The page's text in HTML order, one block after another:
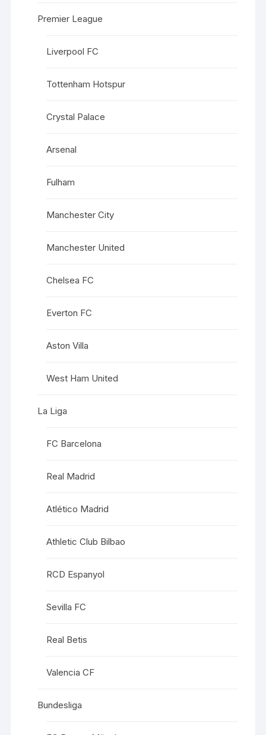
Premier League
Liverpool FC
Tottenham Hotspur
Crystal Palace
Arsenal
Fulham
Manchester City
Manchester United
Chelsea FC
Everton FC
Aston Villa
West Ham United
La Liga
FC Barcelona
Real Madrid
Atlético Madrid
Athletic Club Bilbao
RCD Espanyol
Sevilla FC
Real Betis
Valencia CF
Bundesliga